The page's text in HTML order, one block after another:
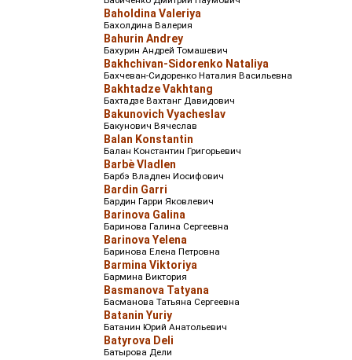
Baholdina Valeriya
Бахолдина Валерия
Bahurin Andrey
Бахурин Андрей Томашевич
Bakhchivan-Sidorenko Nataliya
Бахчеван-Сидоренко Наталия Васильевна
Bakhtadze Vakhtang
Бахтадзе Вахтанг Давидович
Bakunovich Vyacheslav
Бакунович Вячеслав
Balan Konstantin
Балан Константин Григорьевич
Barbè Vladlen
Барбэ Владлен Иосифович
Bardin Garri
Бардин Гарри Яковлевич
Barinova Galina
Баринова Галина Сергеевна
Barinova Yelena
Баринова Елена Петровна
Barmina Viktoriya
Бармина Виктория
Basmanova Tatyana
Басманова Татьяна Сергеевна
Batanin Yuriy
Батанин Юрий Анатольевич
Batyrova Deli
Батырова Дели